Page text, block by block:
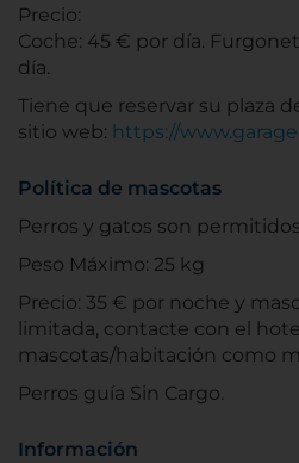
Precio:
Coche: 45 € por día.
día.
Tiene que reservar su plaza
sitio web: https://
Política de mascotas
Perros y gatos son permitidos
Peso Máximo: 25 kg
Precio: 35 € por noche y
limitada, contacte con el
mascotas/habitación como
Perros guía Sin Cargo.
Información